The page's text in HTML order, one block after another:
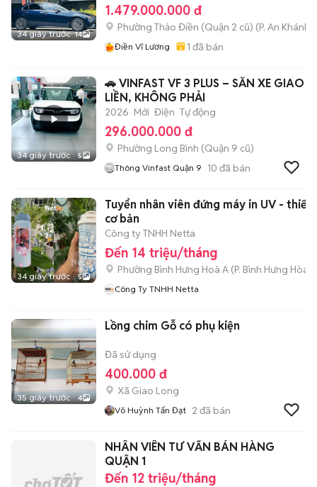
34 giây trước 14
1.479.000.000 đ
Phường Thảo Điền (Quận 2 cũ) (P. An Khánh
Điền Vĩ Lương 1 đã bán
34 giây trước 5
🚗 VINFAST VF 3 PLUS – SẴN XE GIAO
LIỀN, KHÔNG PHẢI
2026 Mới Điện Tự động
296.000.000 đ
Phường Long Bình (Quận 9 cũ)
Thông Vinfast Quận 9 10 đã bán
34 giây trước 5
Tuyển nhân viên đứng máy in UV - thiết kế
cơ bản
Công ty TNHH Netta
Đến 14 triệu/tháng
Phường Bình Hưng Hoà A (P. Bình Hưng Hòa
Công Ty TNHH Netta
35 giây trước 4
Lồng chim Gỗ có phụ kiện
Đã sử dụng
400.000 đ
Xã Giao Long
Võ Huỳnh Tấn Đạt 2 đã bán
NHÂN VIÊN TƯ VẤN BÁN HÀNG
QUẬN 1
Đến 12 triệu/tháng